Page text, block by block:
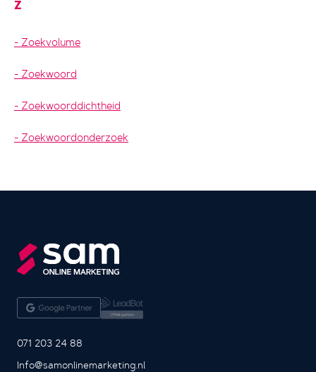
Z
Zoekvolume
Zoekwoord
Zoekwoorddichtheid
Zoekwoordonderzoek
071 203 24 88
Info@samonlinemarketing.nl